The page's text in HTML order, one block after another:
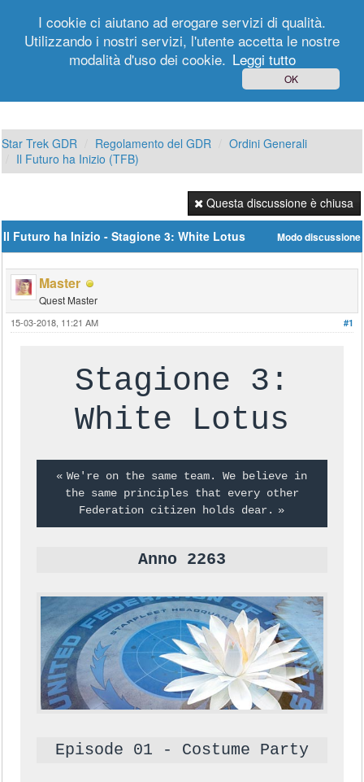
Registrati
Star Trek GDR Regolamento del GDR
Ordini Generali
Il Futuro ha Inizio (TFB)
Questa discussione è chiusa
Modo discussione
Il Futuro ha Inizio - Stagione 3: White Lotus
Master
Quest Master
#1
15-03-2018, 11:21 AM
Stagione 3:
White Lotus
We're on the same team. We believe in
the same principles that every other
Federation citizen holds dear.
Anno 2263
Episode 01 - Costume Party
I cookie ci aiutano ad erogare servizi di qualità.
Utilizzando i nostri servizi, l'utente accetta le nostre
modalità d'uso dei cookie. Leggi tutto
OK